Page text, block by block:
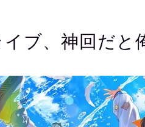
ブ、神回だと